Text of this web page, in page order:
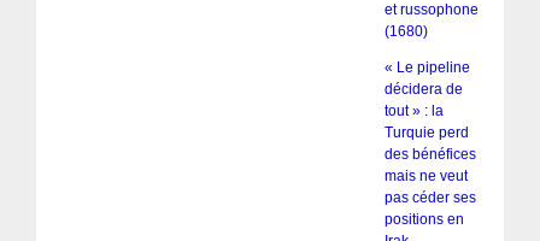
et russophone
(1680)
« Le pipeline
décidera de
tout » : la
Turquie perd
des bénéfices
mais ne veut
pas céder ses
positions en